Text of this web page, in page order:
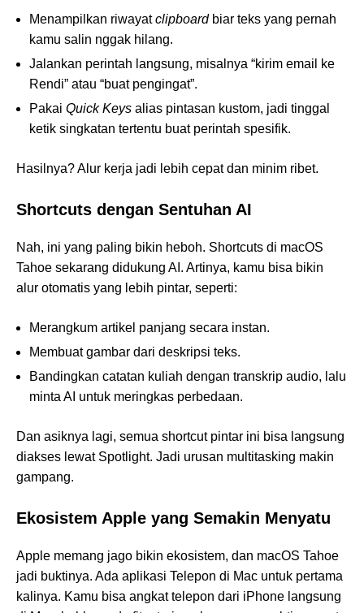
Menampilkan riwayatclipboard biar teks yang pernah
kamu salin nggak hilang.
Jalankan perintah langsung, misalnya “kirim email ke
Rendi” atau “buat pengingat”.
Pakai Quick Keys alias pintasan kustom, jadi tinggal
ketik singkatan tertentu buat perintah spesifik.
Hasilnya? Alur kerja jadi lebih cepat dan minim ribet.
Shortcuts dengan Sentuhan AI
Nah, ini yang paling bikin heboh. Shortcuts di macOS
Tahoe sekarang didukung AI. Artinya, kamu bisa bikin
alur otomatis yang lebih pintar, seperti:
Merangkum artikel panjang secara instan.
Membuat gambar dari deskripsi teks.
Bandingkan catatan kuliah dengan transkrip audio, lalu
minta AI untuk meringkas perbedaan.
Dan asiknya lagi, semua shortcut pintar ini bisa langsung
diakses lewat Spotlight. Jadi urusan multitasking makin
gampang.
Ekosistem Apple yang Semakin Menyatu
Apple memang jago bikin ekosistem, dan macOS Tahoe
jadi buktinya. Ada aplikasi Telepon di Mac untuk pertama
kalinya. Kamu bisa angkat telepon dari iPhone langsung